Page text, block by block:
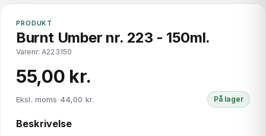
PRODUKT
Burnt Umber nr. 223 - 150ml.
Varenr: A223150
55,00 kr.
Eksl. moms 44,00 kr. På lager
Beskrivelse